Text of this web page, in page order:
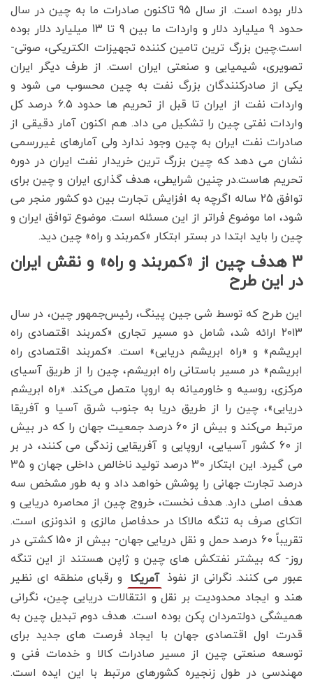
دلار بوده است. از سال 95 تاکنون صادرات ما به چین در سال
حدود 9 میلیارد دلار و واردات ما بین 9 تا 13 میلیارد دلار بوده
است.چین بزرگ ترین تامین کننده تجهیزات الکتریکی، صوتی-
تصویری، شیمیایی و صنعتی ایران است. از طرف دیگر ایران
یکی از صادرکنندگان بزرگ نفت به چین محسوب می شود و
واردات نفت از ایران تا قبل از تحریم ها حدود 6.5 درصد کل
واردات نفتی چین را تشکیل می داد. هم اکنون آمار دقیقی از
صادرات نفت ایران به چین وجود ندارد ولی آمارهای غیررسمی
نشان می دهد که چین بزرگ ترین خریدار نفت ایران در دوره
تحریم هاست.در چنین شرایطی، هدف گذاری ایران و چین برای
توافق 25 ساله اگرچه به افزایش تجارت بین دو کشور منجر می
شود، اما موضوع فراتر از این مسئله است. موضوع توافق ایران و
چین را باید ابتدا در بستر ابتکار «کمربند و راه» چین دید.
3 هدف چین از «کمربند و راه» و نقش ایران
در این طرح
این طرح که توسط شی جین پینگ، رئیس‌جمهور چین، در سال
۲۰۱۳ ارائه شد، شامل دو مسیر تجاری «کمربند اقتصادی راه
ابریشم» و «راه ابریشم دریایی» است. «کمربند اقتصادی راه
ابریشم» در مسیر باستانی راه ابریشم، چین را از طریق آسیای
مرکزی، روسیه و خاورمیانه به اروپا متصل می‌کند. «راه ابریشم
دریایی»، چین را از طریق دریا به جنوب شرق آسیا و آفریقا
مرتبط می‌کند و بیش از 60 درصد جمعیت جهان را که در بیش
از 60 کشور آسیایی، اروپایی و آفریقایی زندگی می کنند، در بر
می گیرد. این ابتکار 30 درصد تولید ناخالص داخلی جهان و 35
درصد تجارت جهانی را پوشش خواهد داد و به طور مشخص سه
هدف اصلی دارد. هدف نخست، خروج چین از محاصره دریایی و
اتکای صرف به تنگه مالاکا در حدفاصل مالزی و اندونزی است.
تقریباً 60 درصد حمل و نقل دریایی جهان- بیش از 150 کشتی در
روز- که بیشتر نفتکش های چین و ژاپن هستند از این تنگه
عبور می کنند. نگرانی از نفوذ آمریکا و رقبای منطقه ای نظیر
هند و ایجاد محدودیت بر نقل و انتقالات دریایی چین، نگرانی
همیشگی دولتمردان پکن بوده است. هدف دوم تبدیل چین به
قدرت اول اقتصادی جهان با ایجاد فرصت های جدید برای
توسعه صنعتی چین از مسیر صادرات کالا و خدمات فنی و
مهندسی در طول زنجیره کشورهای مرتبط با این ایده است.